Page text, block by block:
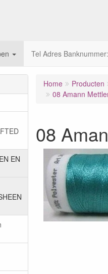
Tel Adres Banknummer:
Home Producten
08 Amann
08
EN